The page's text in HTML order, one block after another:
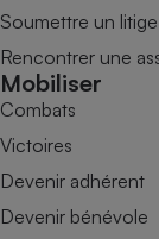
Soumettre un litige
Rencontrer une
Mobiliser
Combats
Victoires
Devenir adhérent
Devenir bénévole